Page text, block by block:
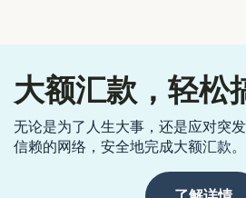
大额汇款，轻松
无论是为了人生大事，还是应对突
信赖的网络，安全地完成大额汇款。